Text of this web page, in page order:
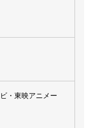
・東映アニメー